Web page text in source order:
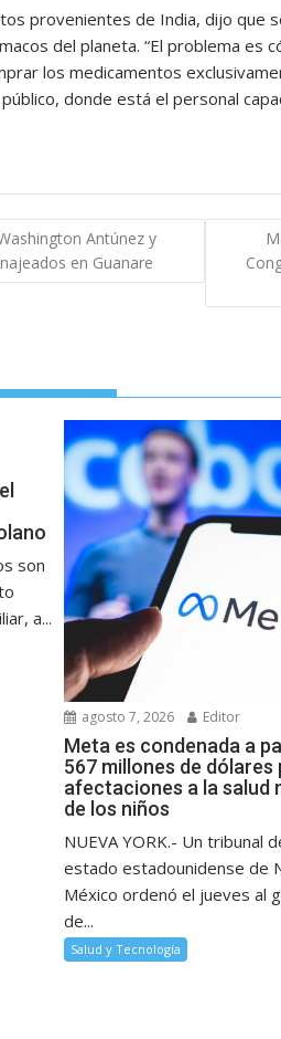
provenientes de India, dijo que
del planeta. “El problema es
los medicamentos
donde está el personal
Antúnez y
en Guanare
son
a...
agosto 7, 2026 Editor
Meta es condenada a
567 millones de dólares
afectaciones a la salud
de los niños
NUEVA YORK.- Un tribunal
estado estadounidense de
México ordenó el jueves al
de...
Salud y Tecnología